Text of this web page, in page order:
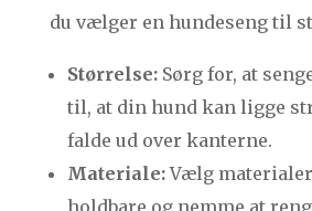
du vælger en hundeseng til
Størrelse:Sørg for, at
til, at din hund kan ligge
falde ud over kanterne.
Materiale:Vælg